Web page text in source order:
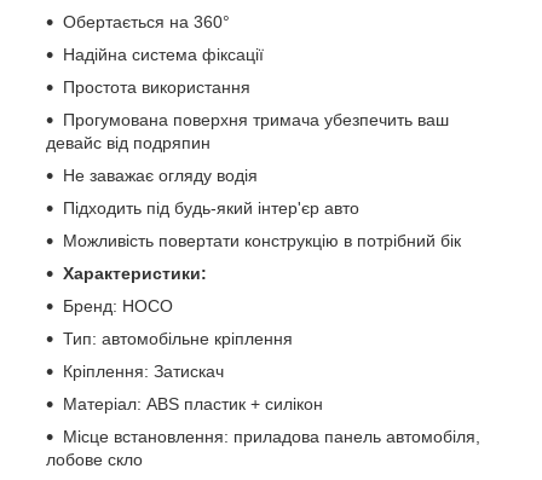
Обертається на 360°
Надійна система фіксації
Простота використання
Прогумована поверхня тримача убезпечить ваш
девайс від подряпин
Не заважає огляду водія
Підходить під будь-який інтер'єр авто
Можливість повертати конструкцію в потрібний бік
Характеристики:
Бренд: HOCO
Тип: автомобільне кріплення
Кріплення: Затискач
Матеріал: ABS пластик + силікон
Місце встановлення: приладова панель автомобіля,
лобове скло